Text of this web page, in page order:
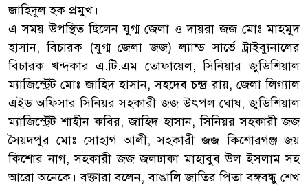
জাহিদুল হক প্রমুখ।
এ সময় উপস্থিত ছিলেন যুগ্ম জেলা ও দায়রা জজ মোঃ মাহমুদ
হাসান, বিচারক (যুগ্ম জেলা জজ) ল্যান্ড সার্ভে ট্রাইব্যুনালের
বিচারক খন্দকার এ.টি.এম তোফায়েল, সিনিয়ার জুডিশিয়াল
ম্যাজিস্ট্রেট মোঃ জাহিদ হাসান, সহদেব চন্দ্র রায়, জেলা লিগ্যাল
এইড অফিসার সিনিয়র সহকারী জজ উৎপল ঘোষ, জুডিশিয়াল
ম্যাজিস্ট্রেট শাহীন কবির, জাহিদ হাসান, সিনিয়র সহকারী জজ
সৈয়দপুর মোঃ সোহাগ আলী, সহকারী জজ কিশোরগঞ্জ জয়
কিশোর নাগ, সহকারী জজ জলঢাকা মাহাবুব উল ইসলাম সহ
আরো অনেকে। বক্তারা বলেন, বাঙালি জাতির পিতা বঙ্গবন্ধু শেখ